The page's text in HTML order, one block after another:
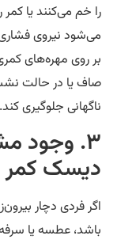
خم می‌کنند یا کمر را
نیروی فشاری
روی مهره‌های کمری
یا در حالت نشسته
جلوگیری کند.
۳. وجود
کمر یا
فردی دچار
عطسه یا سرفه